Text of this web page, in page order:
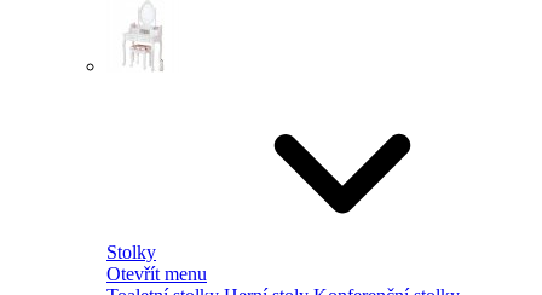
Stolky
Otevřít menu